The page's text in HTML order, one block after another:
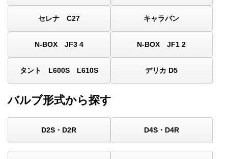
セレナ C27 キャラバン
N-BOX JF3 4 N-BOX JF1 2
タント L600S L610S デリカ D5
バルブ形式から探す
D2S・D2R D4S・D4R